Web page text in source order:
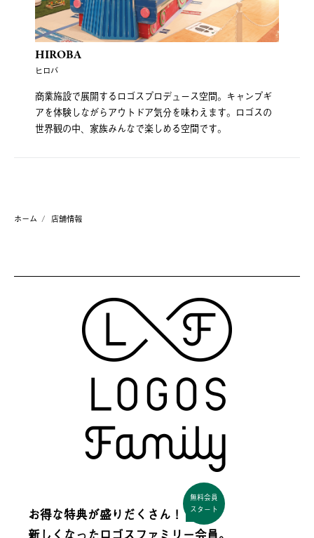
HIROBA
ヒロバ
商業施設で展開するロゴスプロデュース空間。キャンプギ
アを体験しながらアウトドア気分を味わえます。ロゴスの
世界観の中、家族みんなで楽しめる空間です。
ホーム 店舗情報
お得な特典が盛りだくさん！
無料会員
スタート
新しくなった ロゴスファミリー会員。